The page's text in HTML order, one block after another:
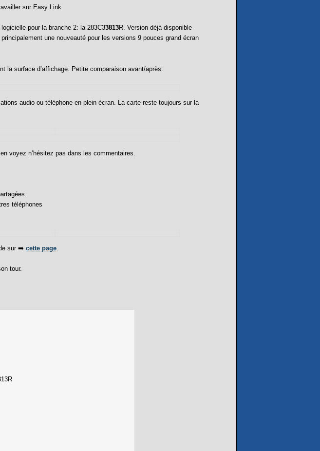
sur Easy Link.
pour la branche 2: la 283C33813R. Version déjà disponible
une nouveauté pour les versions 9 pouces grand écran
la surface d’affichage. Petite comparaison avant/après:
audio ou téléphone en plein écran. La carte reste toujours sur la
voyez n’hésitez pas dans les commentaires.
téléphones
sur ➡️ cette page.
tour.